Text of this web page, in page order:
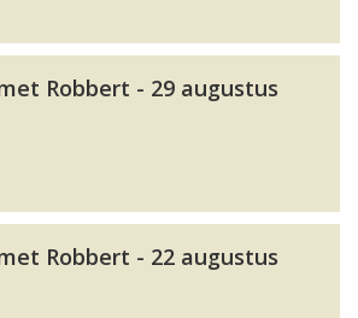
Robbert - 29 augustus
Robbert - 22 augustus